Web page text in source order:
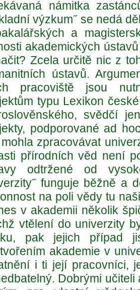
námitka
výzkum˝ se nedá
a
akademických
Zcela určitě nic z
ústavů.
pracoviště jsou
typu Lexikon
svědčí
podporované ad
zpracovávat
přírodních věd není
odtržené od
funguje běžně a
na poli vědy tu
v akademii několik
vtělení do univerzity
pak jejich případ
akademie v
i ti její pracovníci,
Dobrými